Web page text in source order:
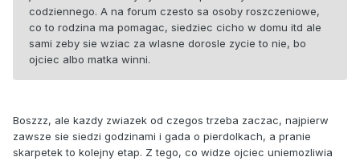
codziennego. A na forum czesto sa osoby roszczeniowe,
co to rodzina ma pomagac, siedziec cicho w domu itd ale
sami zeby sie wziac za wlasne dorosle zycie to nie, bo
ojciec albo matka winni.
Boszzz, ale kazdy zwiazek od czegos trzeba zaczac, najpierw
zawsze sie siedzi godzinami i gada o pierdolkach, a pranie
skarpetek to kolejny etap. Z tego, co widze ojciec uniemozliwia